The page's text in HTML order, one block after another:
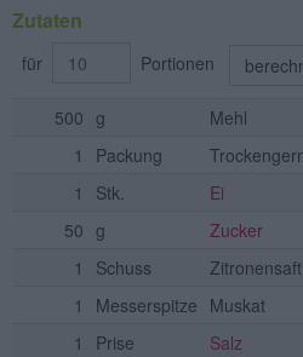
Zutaten
für Portionen
500 g
Mehl
1
Packung
1
Stk.
Ei
50 g
Zucker
1
Schuss
Zitronensaft
1
Messerspitze Muskat
1
Prise
Salz